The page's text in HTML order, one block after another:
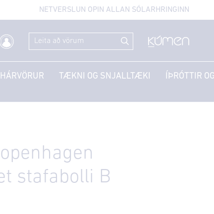
NETVERSLUN OPIN ALLAN SÓLARHRINGINN
TÆKNI OG SNJALLTÆKI ÍÞRÓTTIR
stafabolli B